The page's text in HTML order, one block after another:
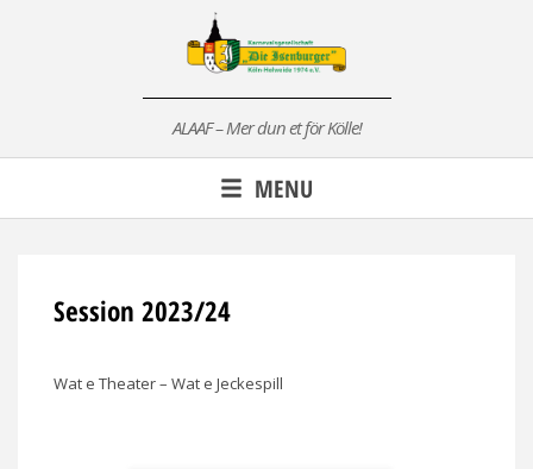
ALAAF – Mer dun et för Kölle!
MENU
Session 2023/24
Wat e Theater – Wat e Jeckespill